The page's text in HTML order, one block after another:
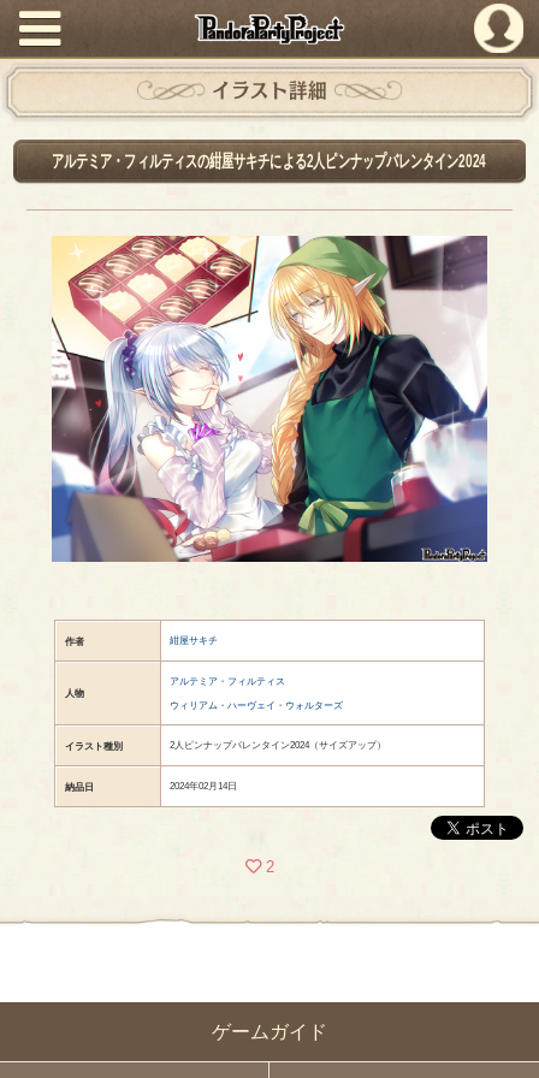
PandoraPartyProject
ゲームガイド
イラスト詳細
アルテミア・フィルティスの紺屋サキチによる2人ピンナップバレンタイン2024
作者 紺屋サキチ
人物
アルテミア・フィルティス
ウィリアム・ハーヴェイ・ウォルターズ
イラスト種別 2人ピンナップバレンタイン2024（サイズアップ）
納品日 2024年02月14日
2